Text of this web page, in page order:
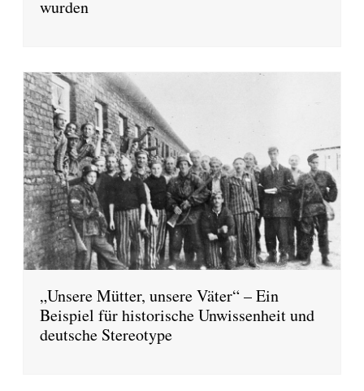
wurden
„Unsere Mütter, unsere Väter“ – Ein
Beispiel für historische Unwissenheit und
deutsche Stereotype